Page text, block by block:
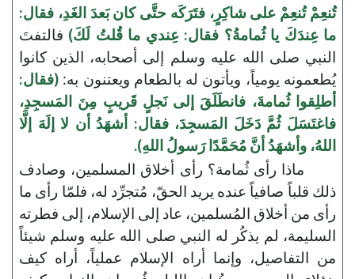
تُنعِمْ تُنعِمْ على شاكِرٍ، فتَرَكَه حتَّى كان بَعدَ الغَدِ، فقال:
ما عِندَكَ يا ثُمامةُ؟ فقال: عِندي ما قُلتُ لَكَ) فالتفتَ
النبي صلى الله عليه وسلم إلى أصحابه، الذين كانوا
يُطعمونه يومياً، ويأتون له بالطعام ويعتنون به: (فقال:
أطلِقوا ثُمامةَ، فانطَلَقَ إلى نَجلٍ قَريبٍ مِنَ المَسجِدِ،
فاغتَسَلَ ثُمَّ دَخَلَ المَسجِدَ، فقال: أشهَدُ أن لا إلَهَ إلَّا
اللهُ، وأشهَدُ أنَّ مُحَمَّدًا رَسولُ اللهِ).
ماذا رأى ثُمامة؟ رأى أخلاق المسلمين، وصادف
ذلك قلباً صافياً عنده يريد الحقّ، مُتجرِّد له، فلمّا رأى ما
رأى من أخلاق المُسلمين، عاد إلى الإسلام، إلى فطرته
السليمة، لم يذكُر له النبي صلى الله عليه وسلم شيئاً
من التفاصيل، وإنما أراه الإسلام عملياً، أراه كيف